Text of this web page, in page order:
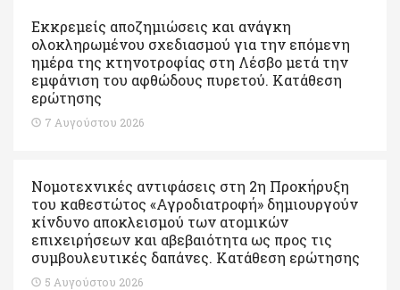
Εκκρεμείς αποζημιώσεις και ανάγκη
ολοκληρωμένου σχεδιασμού για την επόμενη
ημέρα της κτηνοτροφίας στη Λέσβο μετά την
εμφάνιση του αφθώδους πυρετού. Kατάθεση
ερώτησης
7 Αυγούστου 2026
Νομοτεχνικές αντιφάσεις στη 2η Προκήρυξη
του καθεστώτος «Αγροδιατροφή» δημιουργούν
κίνδυνο αποκλεισμού των ατομικών
επιχειρήσεων και αβεβαιότητα ως προς τις
συμβουλευτικές δαπάνες. Κατάθεση ερώτησης
5 Αυγούστου 2026